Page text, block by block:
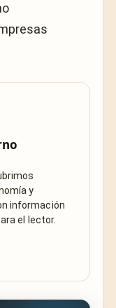
y
información
el lector.